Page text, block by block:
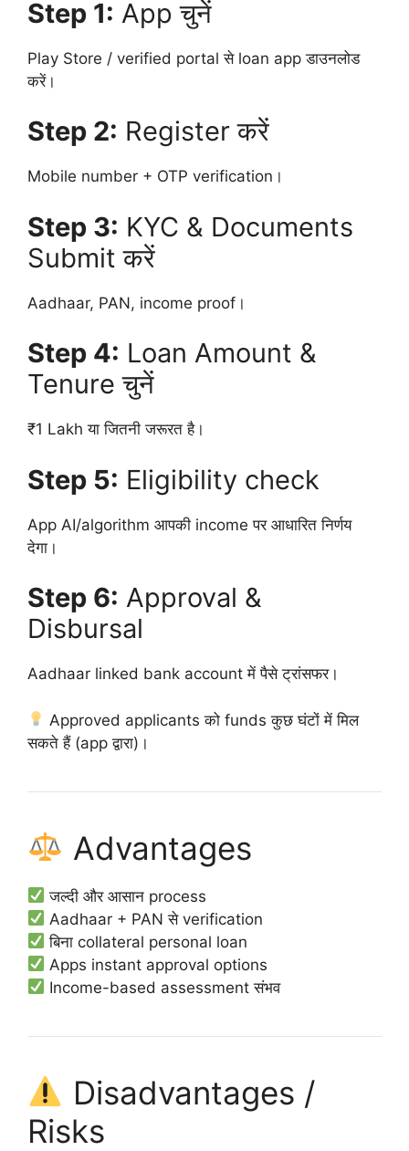
Step 1: App चुनें
Play Store / verified portal से loan app डाउनलोड
करें।
Step 2: Register करें
Mobile number + OTP verification।
Step 3: KYC & Documents
Submit करें
Aadhaar, PAN, income proof।
Step 4: Loan Amount &
Tenure चुनें
₹1 Lakh या जितनी जरूरत है।
Step 5: Eligibility check
App AI/algorithm आपकी income पर आधारित निर्णय
देगा।
Step 6: Approval &
Disbursal
Aadhaar linked bank account में पैसे ट्रांसफर।
Approved applicants को funds कुछ घंटों में मिल
सकते हैं (app द्वारा)।
Advantages
जल्दी और आसान process
Aadhaar + PAN से verification
बिना collateral personal loan
Apps instant approval options
Income-based assessment संभव
Disadvantages /
Risks